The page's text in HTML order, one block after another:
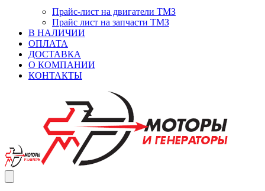
Прайс-лист на двигатели ТМЗ
Прайс лист на запчасти ТМЗ
В НАЛИЧИИ
ОПЛАТА
ДОСТАВКА
О КОМПАНИИ
КОНТАКТЫ